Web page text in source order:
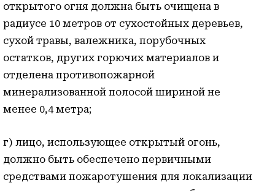
открытого огня должна быть очищена в
радиусе 10 метров от сухостойных деревьев,
сухой травы, валежника, порубочных
остатков, других горючих материалов и
отделена противопожарной
минерализованной полосой шириной не
менее 0,4 метра;
г) лицо, использующее открытый огонь,
должно быть обеспечено первичными
средствами пожаротушения для локализации